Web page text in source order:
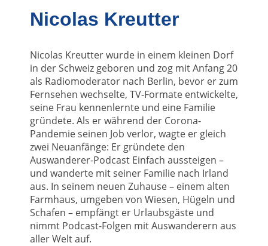
Nicolas Kreutter
Nicolas Kreutter wurde in einem kleinen Dorf
in der Schweiz geboren und zog mit Anfang 20
als Radiomoderator nach Berlin, bevor er zum
Fernsehen wechselte, TV-Formate entwickelte,
seine Frau kennenlernte und eine Familie
gründete. Als er während der Corona-
Pandemie seinen Job verlor, wagte er gleich
zwei Neuanfänge: Er gründete den
Auswanderer-Podcast Einfach aussteigen –
und wanderte mit seiner Familie nach Irland
aus. In seinem neuen Zuhause – einem alten
Farmhaus, umgeben von Wiesen, Hügeln und
Schafen – empfängt er Urlaubsgäste und
nimmt Podcast-Folgen mit Auswanderern aus
aller Welt auf.